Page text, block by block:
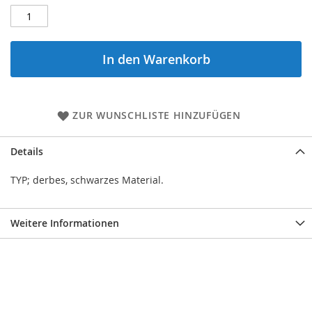
In den Warenkorb
ZUR WUNSCHLISTE HINZUFÜGEN
Details
TYP; derbes, schwarzes Material.
Weitere Informationen